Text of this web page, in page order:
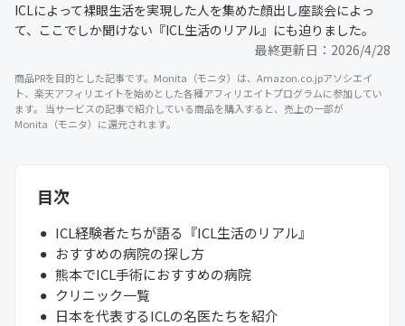
ICLによって裸眼生活を実現した人を集めた顔出し座談会によっ
て、ここでしか聞けない『ICL生活のリアル』にも迫りました。
最終更新日： 2026/4/28
商品PRを目的とした記事です。Monita（モニタ）は、Amazon.co.jpアソシエイ
ト、楽天アフィリエイトを始めとした各種アフィリエイトプログラムに参加してい
ます。 当サービスの記事で紹介している商品を購入すると、売上の一部が
Monita（モニタ）に還元されます。
目次
ICL経験者たちが語る『ICL生活のリアル』
おすすめの病院の探し方
熊本でICL手術におすすめの病院
クリニック一覧
日本を代表するICLの名医たちを紹介